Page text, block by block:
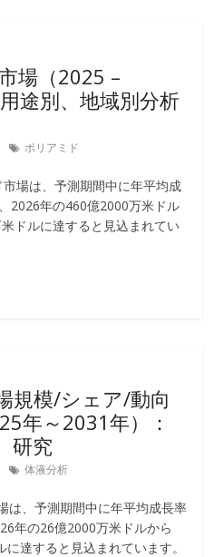
場（2025 –
途別、地域別分析
ポリアミド
場は、予測期間中に年平均成
2026年の460億2000万米ドル
ドルに達すると見込まれてい
規模/シェア/動向
年～2031年）：
研究
体液分析
は、予測期間中に年平均成長率
年の26億2000万米ドルから
達すると見込まれています。